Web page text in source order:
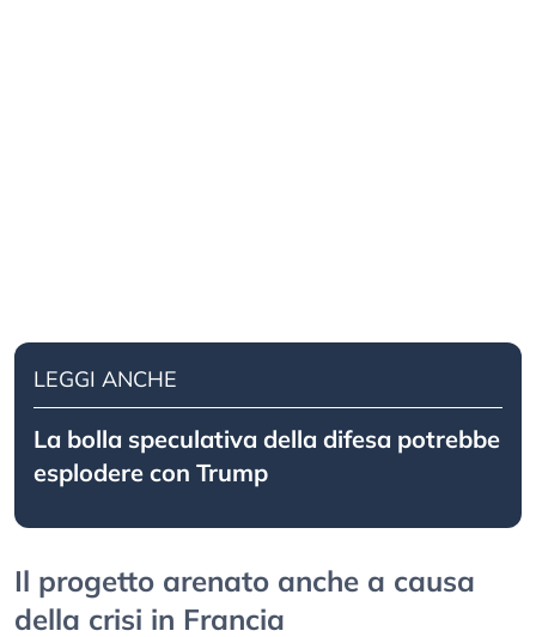
LEGGI ANCHE
La bolla speculativa della difesa potrebbe
esplodere con Trump
Il progetto arenato anche a causa
della crisi in Francia